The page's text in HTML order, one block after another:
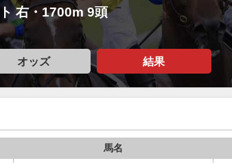
右・1700m 9頭
オッズ 結果
馬名